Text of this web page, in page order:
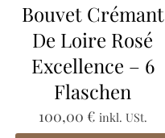
Bouvet Crémant
De Loire Rosé
Excellence – 6
Flaschen
100,00 € inkl. USt.